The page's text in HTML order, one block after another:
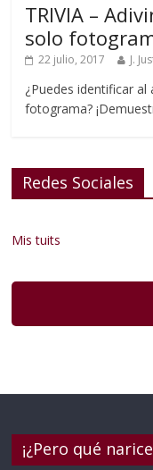
TRIVIA –
solo
22 julio, 2017 J.
¿Puedes identificar
fotograma?
Redes Sociales
Mis tuits
¡¿Pero qué